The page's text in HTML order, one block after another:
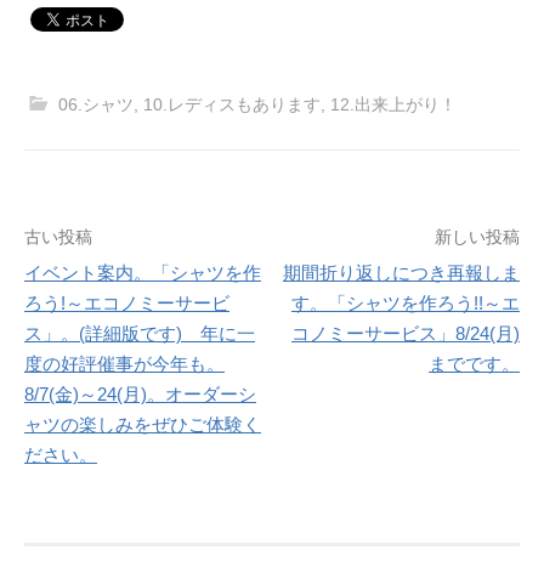
06.シャツ 10.レディスもあります 12.出来上がり！
投
稿
ナ
ビ
ゲ
ー
シ
古い投稿
イベント案内。「シャツを作
ろう!～エコノミーサービ
ス」。(詳細版です) 年に一
度の好評催事が今年も。
8/7(金)～24(月)。オーダーシ
ャツの楽しみをぜひご体験く
ださい。
新しい投稿
期間折り返しにつき再報しま
す。「シャツを作ろう!!～エ
コノミーサービス」8/24(月)
までです。